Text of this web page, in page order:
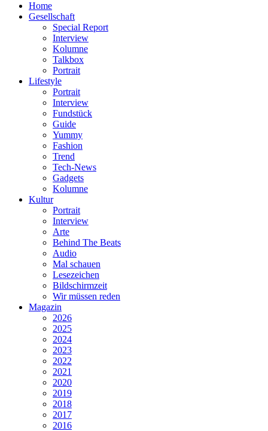
Home
Gesellschaft
Special Report
Interview
Kolumne
Talkbox
Portrait
Lifestyle
Portrait
Interview
Fundstück
Guide
Yummy
Fashion
Trend
Tech-News
Gadgets
Kolumne
Kultur
Portrait
Interview
Arte
Behind The Beats
Audio
Mal schauen
Lesezeichen
Bildschirmzeit
Wir müssen reden
Magazin
2026
2025
2024
2023
2022
2021
2020
2019
2018
2017
2016